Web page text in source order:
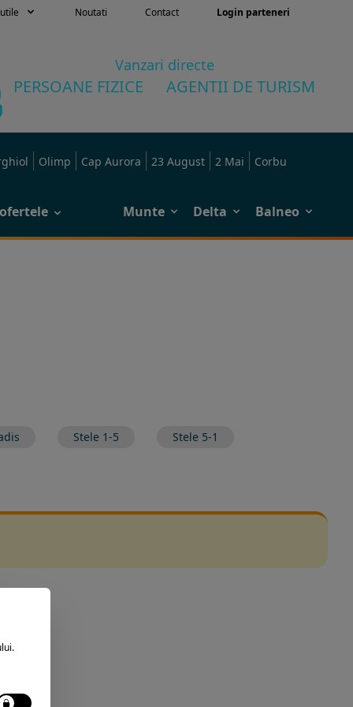
Noutati Contact Login parteneri
Vanzari directe
PERSOANE FIZICE AGENTII DE TURISM
Olimp Cap Aurora 23 August 2 Mai Corbu
Munte Delta Balneo
Stele 1-5 Stele 5-1